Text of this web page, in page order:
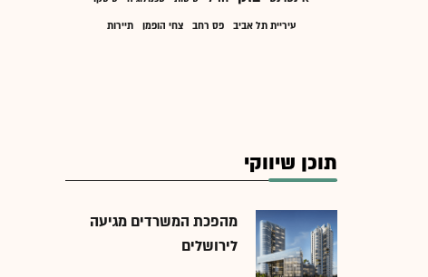
עיריית תל אביב פס רחב צחי הופמן תיירות
תוכן שיווקי
מהפכת המשרדים מגיעה
לירושלים